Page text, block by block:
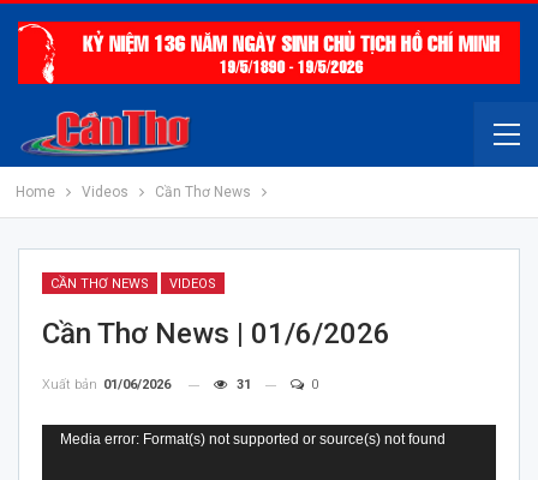
Home Videos Cần Thơ News
CẦN THƠ NEWS VIDEOS
Cần Thơ News | 01/6/2026
Xuất bản 01/06/2026 31 0
Trình
Media error: Format(s) not supported or source(s) not found